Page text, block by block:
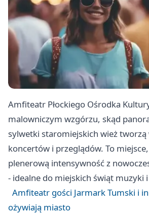
Amfiteatr Płockiego Ośrodka
malowniczym wzgórzu, skąd
sylwetki staromiejskich wież tworzą
koncertów i przeglądów. To
plenerową intensywność z
- idealne do miejskich świąt muzyki
Amfiteatr gości Jarmark Tumski i
ożywiają miasto